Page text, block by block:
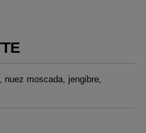
nuez moscada, jengibre,